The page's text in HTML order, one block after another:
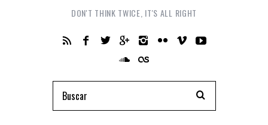
DON'T THINK TWICE, IT'S ALL RIGHT